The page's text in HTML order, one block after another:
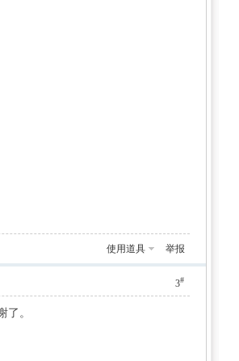
使用道具 举报
3#
了。